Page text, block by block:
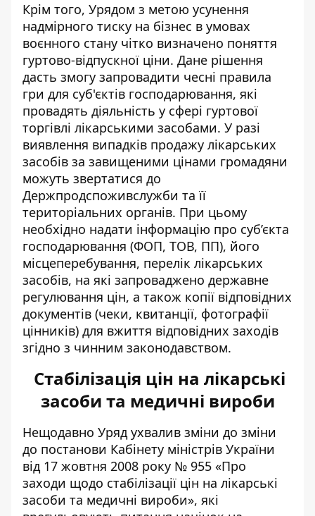
Крім того, Урядом з метою усунення
надмірного тиску на бізнес в умовах
воєнного стану чітко визначено поняття
гуртово-відпускної ціни. Дане рішення
дасть змогу запровадити чесні правила
гри для суб'єктів господарювання, які
провадять діяльність у сфері гуртової
торгівлі лікарськими засобами. У разі
виявлення випадків продажу лікарських
засобів за завищеними цінами громадяни
можуть звертатися до
Держпродспоживслужби та її
територіальних органів. При цьому
необхідно надати інформацію про суб’єкта
господарювання (ФОП, ТОВ, ПП), його
місцеперебування, перелік лікарських
засобів, на які запроваджено державне
регулювання цін, а також копії відповідних
документів (чеки, квитанції, фотографії
цінників) для вжиття відповідних заходів
згідно з чинним законодавством.
Стабілізація цін на лікарські
засоби та медичні вироби
Нещодавно Уряд ухвалив зміни до зміни
до постанови Кабінету міністрів України
від 17 жовтня 2008 року № 955 «Про
заходи щодо стабілізації цін на лікарські
засоби та медичні вироби», які